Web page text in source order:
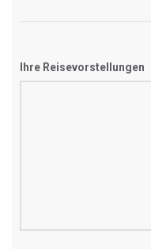
Ihre Reisevorstellungen